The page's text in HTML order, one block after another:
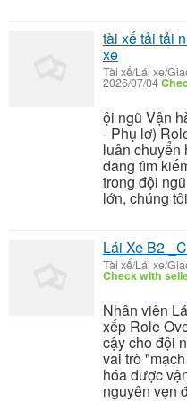
tài xế tải tải
xe
Tài xế/Lái xe/
2026/07/04
ội ngũ Vận
- Phụ lơ)
luân chuyển
đang tìm
trong đội
lớn, chúng
Lái Xe B2
Tài xế/Lái xe/
Check with
Nhân viên
xếp Role
cậy cho đội
vai trò
hóa được
nguyên vẹn